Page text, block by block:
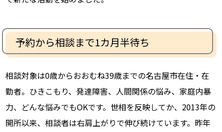
予約から相談まで1カ月半待ち
相談対象は0歳からおおむね39歳までの名古屋市在住・在
勤者。ひきこもり、発達障害、人間関係の悩み、家庭内暴
力、どんな悩みでもOKです。世相を反映してか、2013年の
開所以来、相談者は右肩上がりで伸び続けています。昨年